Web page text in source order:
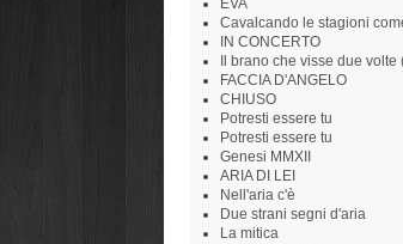
Cavalcando le stagioni
IN CONCERTO
Il brano che visse due volte
FACCIA D'ANGELO
CHIUSO
Potresti essere tu
Potresti essere tu
Genesi MMXII
ARIA DI LEI
Nell'aria c'è
Due strani segni d'aria
La mitica